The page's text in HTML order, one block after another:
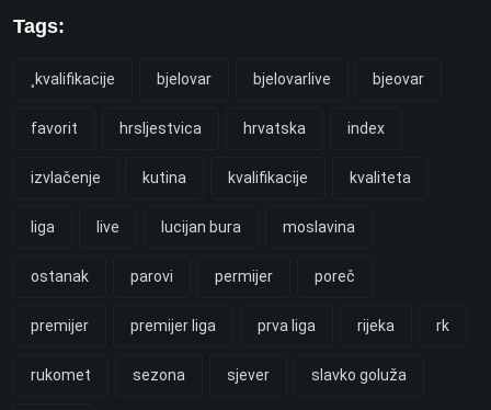
Tags:
¸kvalifikacije bjelovar bjelovarlive bjeovar
favorit hrsljestvica hrvatska index
izvlačenje kutina kvalifikacije kvaliteta
liga live lucijan bura moslavina
ostanak parovi permijer poreč
premijer premijer liga prva liga rijeka rk
rukomet sezona sjever slavko goluža